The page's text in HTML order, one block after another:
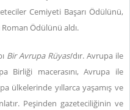
Cemiyeti Başarı Ödülünü,
Roman Ödülünü aldı.
Bir Avrupa Rüyası’dır. Avrupa ile
Birliği macerasını, Avrupa ile
ülkelerinde yıllarca yaşamış ve
Peşinden gazeteciliğinin ve